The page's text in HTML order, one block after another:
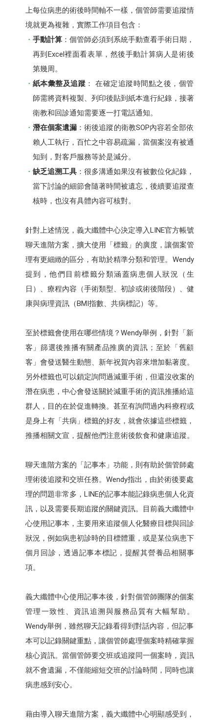
上每位病患的術後時間軸不一樣，個管師需要追蹤情
境就更為複雜，實際工作項目包含：
手動計算：個管師必須到系統手動查看手術日期，
再到Excel裡面看表單，然後手動計算病人是術後
第幾周。
紙本彙整及追蹤 ： 在確定追蹤時間點之後，個管
師需將資料複製、列印後貼到紙本進行紀錄，接著
衛教和回診通知需要逐一打電話通知。
潛在個案遺漏 ：術後追蹤的衛教SOP內容若全部依
賴人工執行，百忙之中容易疏漏，當個案沒有被通
知到，對客戶服務等於是減分。
缺乏追溯工具：很多溝通如果沒有被數位化紀錄，
當下討論的細節會隨著時間被遺忘，後續要追蹤查
核時，也沒有具體內容可核對。
針對上述情況，義大纖體中心決定導入LINE官方帳號
聊天進階方案，擴大使用「標籤」的廣度，讓個案管
理有更細緻的區分，有助於精準分類和管理。Wendy
提到，他們目前標籤分類涵蓋病患個人狀況（生
日）、療程內容（手術類型、初診或術後階段）、健
康與病理資訊（BMI指數、共病標記）等。
至於標籤會使用在哪些情境？Wendy舉例，針對「新
客」篩選後推播有關產品推廣的資訊；至於「舊顧
客」會發送醫生動態、新年祝賀內容來增加黏著度。
另外標籤也可以鎖定詢問過減重手術，但還沒收案的
潛在病患，中心會發送關於減重手術的資訊推播給這
群人，目的在於促進轉換。甚至有詢問過內科療程或
是身上有「共病」標籤的好友，就會依據這些標籤，
推播相關文宣，提醒他們注意術後飲食和健康追蹤。
聊天進階方案的「記事本」功能，則有助於個管師處
理術後追蹤和交班任務。Wendy指出，由於術後要處
理的問題非常多，LINE的記事本能記錄病患個人化資
訊，以及需要長期追蹤的關鍵資訊。目前義大纖體中
心使用記事本，主要用來追蹤個人化醫療目標與回診
狀況，例如病患初診時的目標體重，或是某位病患下
個月回診，透過記事本標記，提醒其營養品相關事
項。
義大纖體中心使用記事本後，針對個管師團隊的個案
管理一致性、資訊追溯與服務品質有大幅幫助。
Wendy舉例，雖然聊天記錄看得到對話內容，但記事
本可以記錄關鍵重點，讓個管師處理個案時精確掌握
核心資訊。當個管師要交班或追蹤同一個案時，資訊
就不會遺漏，不僅能縮短交班的討論時間，同時也讓
病患感到安心。
藉由導入聊天進階方案，義大纖體中心明顯感受到，